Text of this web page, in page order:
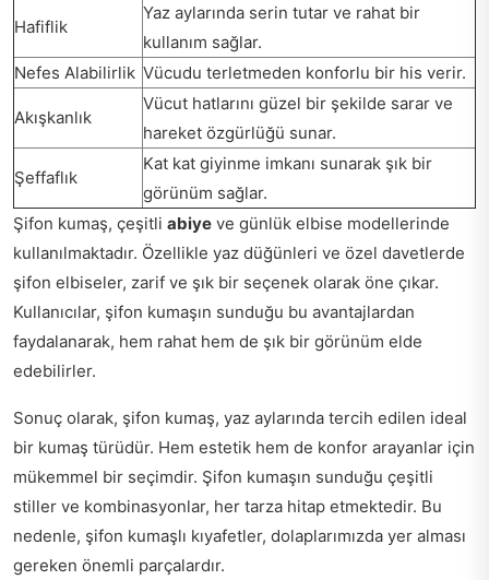
Hafiflik
Yaz aylarında serin tutar ve rahat bir
kullanım sağlar.
Nefes Alabilirlik Vücudu terletmeden konforlu bir his verir.
Akışkanlık
Vücut hatlarını güzel bir şekilde sarar ve
hareket özgürlüğü sunar.
Şeffaflık
Kat kat giyinme imkanı sunarak şık bir
görünüm sağlar.
Şifon kumaş, çeşitli abiye ve günlük elbise modellerinde
kullanılmaktadır. Özellikle yaz düğünleri ve özel davetlerde
şifon elbiseler, zarif ve şık bir seçenek olarak öne çıkar.
Kullanıcılar, şifon kumaşın sunduğu bu avantajlardan
faydalanarak, hem rahat hem de şık bir görünüm elde
edebilirler.
Sonuç olarak, şifon kumaş, yaz aylarında tercih edilen ideal
bir kumaş türüdür. Hem estetik hem de konfor arayanlar için
mükemmel bir seçimdir. Şifon kumaşın sunduğu çeşitli
stiller ve kombinasyonlar, her tarza hitap etmektedir. Bu
nedenle, şifon kumaşlı kıyafetler, dolaplarımızda yer alması
gereken önemli parçalardır.